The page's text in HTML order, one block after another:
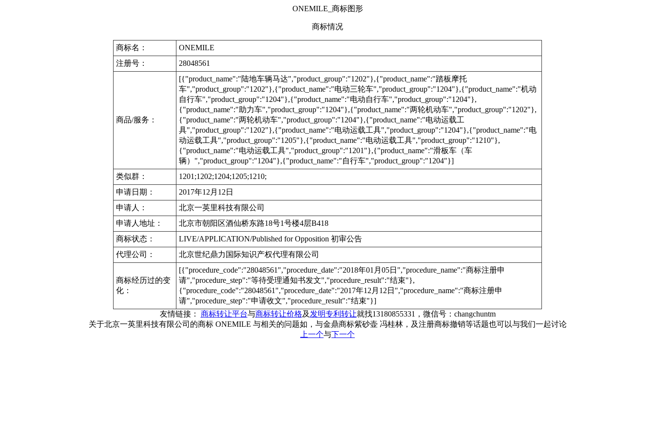
ONEMILE_商标图形
商标情况
商标名：
ONEMILE
注册号：
28048561
商品/服务：
[{"product_name":"陆地车辆马达","product_group":"1202"},{"product_name":"踏板摩托
车","product_group":"1202"},{"product_name":"电动三轮车","product_group":"1204"},{"product_name":"机动
自行车","product_group":"1204"},{"product_name":"电动自行车","product_group":"1204"},
{"product_name":"助力车","product_group":"1204"},{"product_name":"两轮机动车","product_group":"1202"},
{"product_name":"两轮机动车","product_group":"1204"},{"product_name":"电动运载工
具","product_group":"1202"},{"product_name":"电动运载工具","product_group":"1204"},{"product_name":"电
动运载工具","product_group":"1205"},{"product_name":"电动运载工具","product_group":"1210"},
{"product_name":"电动运载工具","product_group":"1201"},{"product_name":"滑板车（车
辆）","product_group":"1204"},{"product_name":"自行车","product_group":"1204"}]
类似群：
1201;1202;1204;1205;1210;
申请日期：
2017年12月12日
申请人：
北京一英里科技有限公司
申请人地址：
北京市朝阳区酒仙桥东路18号1号楼4层B418
商标状态：
LIVE/APPLICATION/Published for Opposition 初审公告
代理公司：
北京世纪鼎力国际知识产权代理有限公司
商标经历过的变
化：
[{"procedure_code":"28048561","procedure_date":"2018年01月05日","procedure_name":"商标注册申
请","procedure_step":"等待受理通知书发文","procedure_result":"结束"},
{"procedure_code":"28048561","procedure_date":"2017年12月12日","procedure_name":"商标注册申
请","procedure_step":"申请收文","procedure_result":"结束"}]
友情链接： 商标转让平台与商标转让价格及 发明专利转让就找13180855331，微信号：changchuntm
关于北京一英里科技有限公司的商标 ONEMILE 与相关的问题如，与金鼎商标紫砂壶 冯桂林，及注册商标撤销等话题也可以与我们一起讨论
上一个与下一个